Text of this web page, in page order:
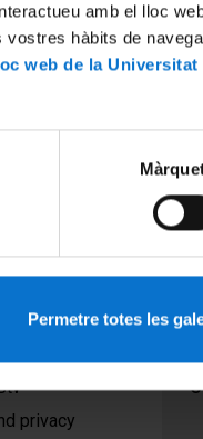
amb el lloc
vostres hàbits de
web de la Universitat
Permetre totes les
mesures
període
del curs
privacy